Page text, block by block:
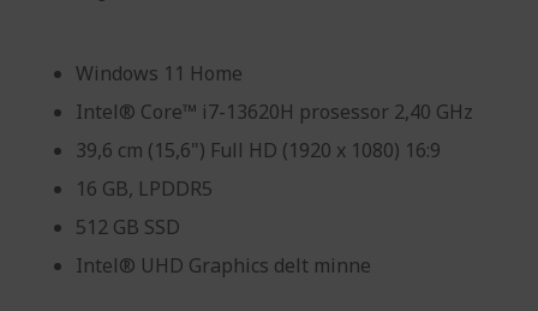
Windows 11 Home
Intel® Core™ i7-13620H prosessor 2,40 GHz
39,6 cm (15,6") Full HD (1920 x 1080) 16:9
16 GB, LPDDR5
512 GB SSD
Intel® UHD Graphics delt minne